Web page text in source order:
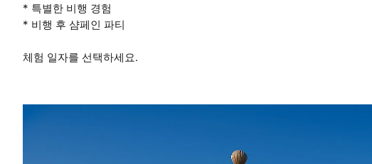
* 특별한 비행 경험
* 비행 후 샴페인 파티
체험 일자를 선택하세요.